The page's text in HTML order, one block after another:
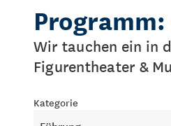
Wir tauchen ein in
Figurentheater &
Kategorie